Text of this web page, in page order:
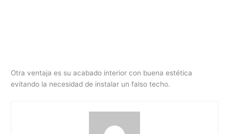
Otra ventaja es su acabado interior con buena estética
evitando la necesidad de instalar un falso techo.